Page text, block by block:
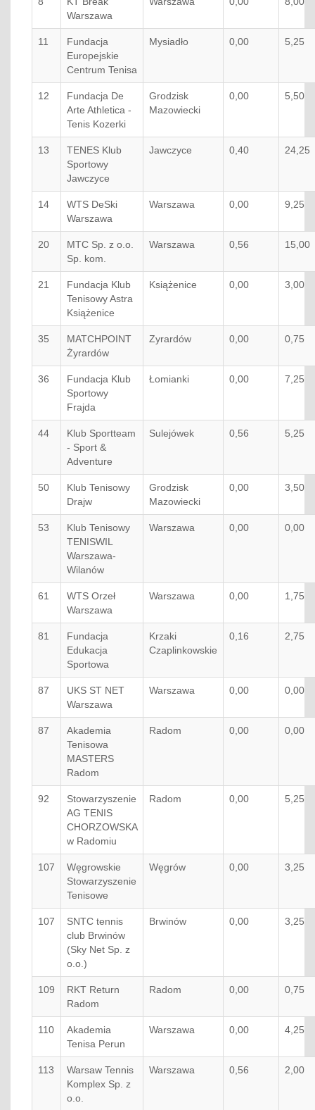
Warszawa
11
Fundacja
Europejskie
Centrum Tenisa
Mysiadło 0,00 5,25
12
Fundacja De
Arte Athletica -
Tenis Kozerki
Grodzisk
Mazowiecki
0,00 5,50
13
TENES Klub
Sportowy
Jawczyce
Jawczyce 0,40 24,25
14
WTS DeSki
Warszawa
Warszawa 0,00 9,25
20
MTC Sp. z o.o.
Sp. kom.
Warszawa 0,56 15,00
21
Fundacja Klub
Tenisowy Astra
Książenice
Książenice 0,00 3,00
35
MATCHPOINT
Żyrardów
Zyrardów 0,00 0,75
36
Fundacja Klub
Sportowy
Frajda
Łomianki 0,00 7,25
44
Klub Sportteam
- Sport &
Adventure
Sulejówek 0,56 5,25
50
Klub Tenisowy
Drajw
Grodzisk
Mazowiecki
0,00 3,50
53
Klub Tenisowy
TENISWIL
Warszawa-
Wilanów
Warszawa 0,00 0,00
61
WTS Orzeł
Warszawa
Warszawa 0,00 1,75
81
Fundacja
Edukacja
Sportowa
Krzaki
Czaplinkowskie
0,16 2,75
87
UKS ST NET
Warszawa
Warszawa 0,00 0,00
87
Akademia
Tenisowa
MASTERS
Radom
Radom 0,00 0,00
92
Stowarzyszenie
AG TENIS
CHORZOWSKA
w Radomiu
Radom 0,00 5,25
107
Węgrowskie
Stowarzyszenie
Tenisowe
Węgrów 0,00 3,25
107
SNTC tennis
club Brwinów
(Sky Net Sp. z
o.o.)
Brwinów 0,00 3,25
109
RKT Return
Radom
Radom 0,00 0,75
110
Akademia
Tenisa Perun
Warszawa 0,00 4,25
113
Warsaw Tennis
Komplex Sp. z
o.o.
Warszawa 0,56 2,00